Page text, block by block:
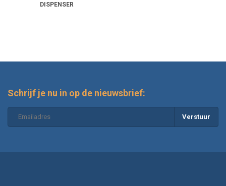
DISPENSER
Schrijf je nu in op de nieuwsbrief:
Verstuur